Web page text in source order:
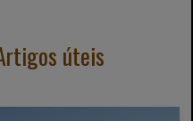
úteis